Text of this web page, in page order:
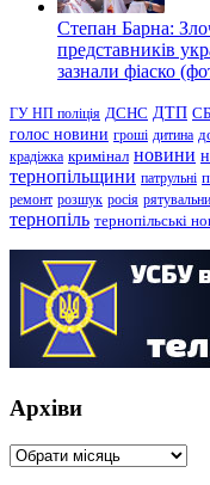
Степан Барна:
представників
зазнали фіаско
ГУ НП поліція ДСНС ДТП
голос новини гроші дитина
крадіжка кримінал новини
тернопільщини патрульні
ремонт розшук росія
тернопіль тернопільські
Архіви
Архіви